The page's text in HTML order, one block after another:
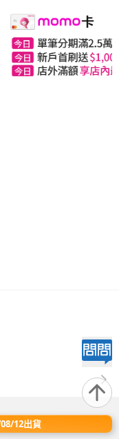
12出貨